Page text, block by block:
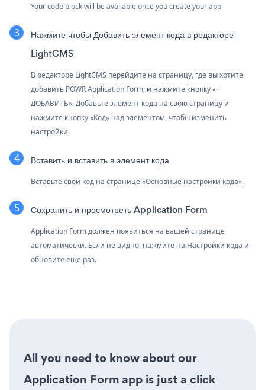
Your code block will be available once you create your app
Нажмите чтобы Добавить элемент кода в редакторе
LightCMS
В редакторе LightCMS перейдите на страницу, где вы хотите
добавить POWR Application Form, и нажмите кнопку «+
ДОБАВИТЬ». Добавьте элемент кода на свою страницу и
нажмите кнопку «Код» над элементом, чтобы изменить
настройки.
Вставить и вставить в элемент кода
Вставьте свой код на странице «Основные настройки кода».
Сохранить и просмотреть Application Form
Application Form должен появиться на вашей странице
автоматически. Если не видно, нажмите на Настройки кода и
обновите еще раз.
All you need to know about our
Application Form app is just a click